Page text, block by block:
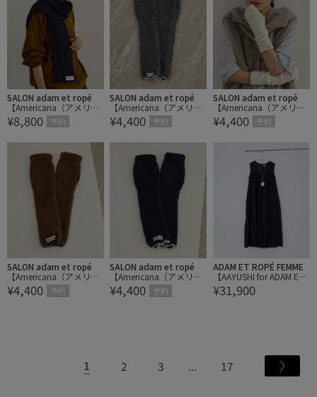
SALON adam et ropé
【Americana（アメリカ
ーナ）】TEMBEA別注ベ
ビーアルパカ マフラー
¥8,800 予約
SALON adam et ropé
【Americana（アメリカ
ーナ）】TEMBEA別注ベ
ビーアルパカアームウォ
ーマー
¥4,400 予約
SALON adam et ropé
【Americana（アメリカ
ーナ）】TEMBEA別注ベ
ビーアルパカアームウォ
¥4,400 予約
SALON adam et ropé
【Americana（アメリカ
ーナ）】TEMBEA別注ベ
ビーアルパカアームウォ
¥4,400 予約
SALON adam et ropé
【Americana（アメリカ
ーナ）】TEMBEA別注ベ
ビーアルパカアームウォ
¥4,400 予約
ADAM ET ROPÉ FEMME
【AAYUSHI for ADAM ET
ROPE'】別注Cotton voil
e long dress
¥31,900
1 2 3 17